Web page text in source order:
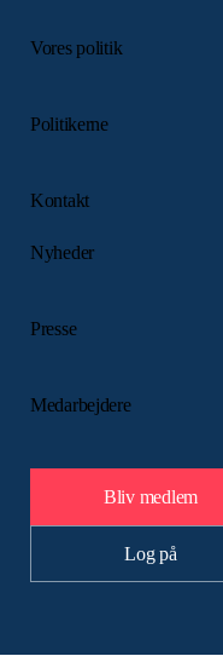
Vores politik
Politikerne
Kontakt
Nyheder
Presse
Medarbejdere
Bliv medlem
Log på